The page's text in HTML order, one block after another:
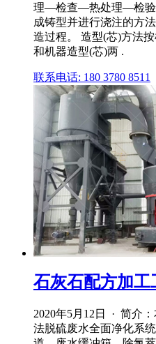
理—检查—热处理—检验
成铸型并进行浇注的方
造过程。 造型(芯)方法
和机器造型(芯)两 .
联系电话: 180 3780 8511
石灰石配方加
2020年5月12日 · 简介
法脱硫废水全面净化系